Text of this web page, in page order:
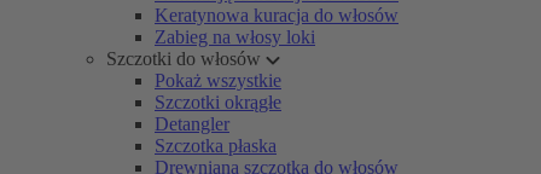
Keratynowa kuracja do włosów
Zabieg na włosy loki
Szczotki do włosów
Pokaż wszystkie
Szczotki okrągłe
Detangler
Szczotka płaska
Drewniana szczotka do włosów